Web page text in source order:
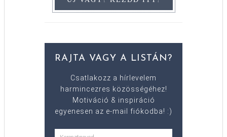
RAJTA VAGY A LISTÁN?
Csatlakozz a hírlevelem
harmincezres közösségéhez!
Motiváció & inspiráció
egyenesen az e-mail fiókodba! :)